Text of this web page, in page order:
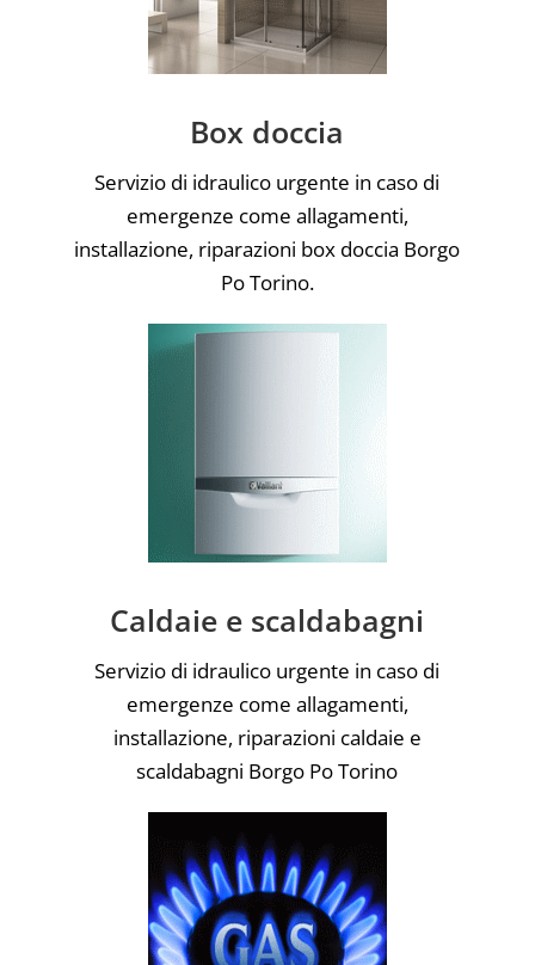
Box doccia
Servizio di idraulico urgente in caso di
emergenze come allagamenti,
installazione, riparazioni box doccia Borgo
Po Torino.
Caldaie e scaldabagni
Servizio di idraulico urgente in caso di
emergenze come allagamenti,
installazione, riparazioni caldaie e
scaldabagni Borgo Po Torino